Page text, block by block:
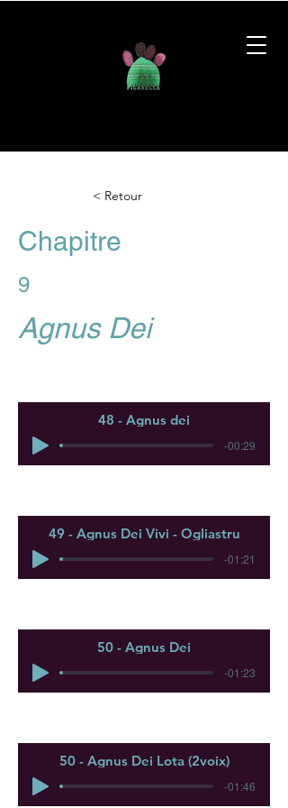
< Retour
Chapitre
9
Agnus Dei
48 - Agnus dei
-00:29
49 - Agnus Dei Vivi - Ogliastru
-01:21
50 - Agnus Dei
-01:23
50 - Agnus Dei Lota (2voix)
-01:46